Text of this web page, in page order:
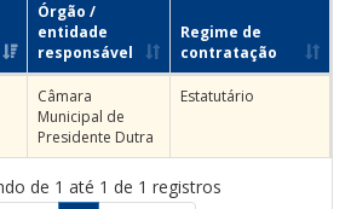
Órgão /
entidade
responsável
Regime de
contratação
Câmara
Municipal de
Presidente Dutra
Estatutário
de 1 até 1 de 1 registros